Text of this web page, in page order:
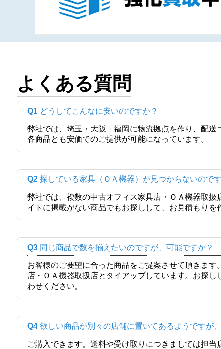
よくある質問
Q1 どうしてこんなに安いのですか？
弊社では、埼玉・大阪・福岡に物流拠点を作り、配
各商品とも安価でのご提供が可能になっています。
Q2 探している家具（ＯＡ機器）が見つからないので
弊社では、複数の中古オフィス家具店・ＯＡ機器取
イトに掲載がない商品でもお探しして、お見積もりを
Q3 同じ商品で数を揃えたいのですが、可能ですか？
お客様のご要望に合った商品をご提案させて頂きま
店・ＯＡ機器取扱店とタイアップしています。お探
わせください。
Q4 欲しい商品が別々の店舗に置いてあるようですが
ご購入できます。送料や受け取りにつきましては担